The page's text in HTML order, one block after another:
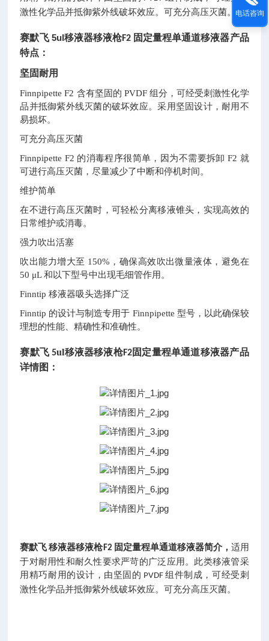
激性化学品并抵御紫外线破坏效应。可充分高压灭菌。
赛默飞 5ul移液器移液枪F2 固定量程单通道移液器产品
特点 ：
坚固耐用
Finnpipette F2 含有坚固的 PVDF 组分，可经受刺激性化学
品并抵御紫外线灭菌的破坏效应。采用坚固设计，耐用不
易损坏。
可充分高压灭菌
Finnpipette F2 的消毒程序很简单，因为不需要拆卸 F2 就
可进行高压灭菌，尽量减少了中断和停机时间。
维护简单
在不进行高压灭菌时，可轻松分离移液锥头，实现高效的
日常维护或消毒。
强力吹出活塞
吹出能力增大至 150%，确保高效吹出微量液体，避免在
50 μL 和以下型号中出现毛细管作用。
Finntip 移液器吸头选择广泛
Finntip 的设计与制造专用于 Finnpipette 型号，以此确保较
理想的性能、精确性和准确性。
赛默飞 5ul移液器移液枪F2固定量程单通道移液器产品
详情图：
赛默飞 移液器移液枪F2 固定量程单通道移液器简介， 适用
于对耐用性和耐久性要求严苛的广泛应用。此类移液管采
用精巧耐用的设计，由坚固的 PVDF组件制成，可经受刺
激性化学品并抵御紫外线破坏效应。可充分高压灭菌。
电话咨询